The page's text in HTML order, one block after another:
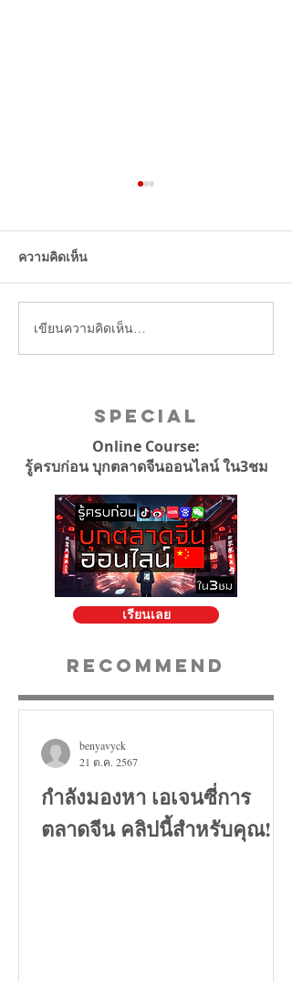
จีนสั่งห้ามอินฟลูเอนเซอร์
ทำไลฟ์เชิญชวนการลงทุน
ความคิดเห็น
เขียนความคิดเห็น…
Special
Online Course:
รู้ครบก่อน บุกตลาดจีนออนไลน์ ใน3ชม
เรียนเลย
Recommend
กำลังมองหา เอเจนซี่การ
ตลาดจีน คลิปนี้สำหรับคุณ!
benyavyck
21 ต.ค. 2567